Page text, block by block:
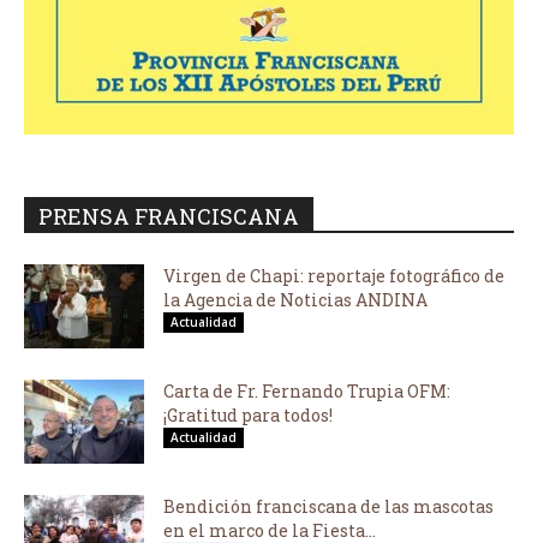
PRENSA FRANCISCANA
Virgen de Chapi: reportaje fotográfico de
la Agencia de Noticias ANDINA
Actualidad
Carta de Fr. Fernando Trupia OFM:
¡Gratitud para todos!
Actualidad
Bendición franciscana de las mascotas
en el marco de la Fiesta...